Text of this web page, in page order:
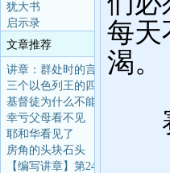
犹大书
启示录
文章推荐
讲章：群处时的言语智
三个以色列王的四十年
基督徒为什么不能算命
幸亏父母看不见
耶和华看见了
房角的头块石头
【编写讲章】第24讲：